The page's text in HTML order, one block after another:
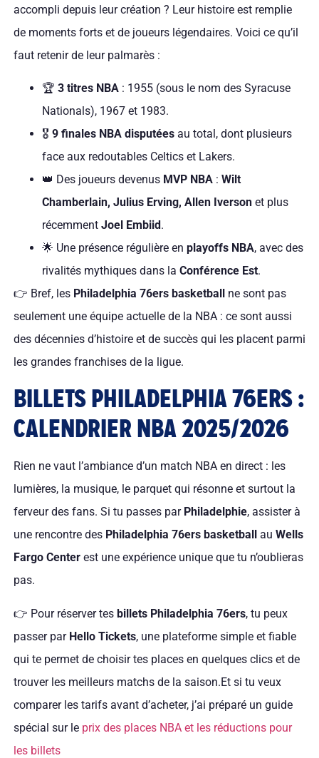
accompli depuis leur création ? Leur histoire est remplie
de moments forts et de joueurs légendaires. Voici ce qu’il
faut retenir de leur palmarès :
🏆 3 titres NBA: 1955 (sous le nom des Syracuse
Nationals), 1967 et 1983.
🎖️ 9 finales NBA disputéesau total, dont plusieurs
face aux redoutables Celtics et Lakers.
👑 Des joueurs devenus MVP NBA: Wilt
Chamberlain, Julius Erving, Allen Iversonet plus
récemment Joel Embiid.
🌟 Une présence régulière en playoffs NBA, avec des
rivalités mythiques dans la Conférence Est.
👉 Bref, les Philadelphia 76ers basketballne sont pas
seulement une équipe actuelle de la NBA : ce sont aussi
des décennies d’histoire et de succès qui les placent parmi
les grandes franchises de la ligue.
BILLETS PHILADELPHIA 76ERS :
CALENDRIER NBA 2025/2026
Rien ne vaut l’ambiance d’un match NBA en direct : les
lumières, la musique, le parquet qui résonne et surtout la
ferveur des fans. Si tu passes par Philadelphie, assister à
une rencontre des Philadelphia 76ers basketball au Wells
Fargo Centerest une expérience unique que tu n’oublieras
pas.
👉 Pour réserver tes billets Philadelphia 76ers, tu peux
passer par Hello Tickets, une plateforme simple et fiable
qui te permet de choisir tes places en quelques clics et de
trouver les meilleurs matchs de la saison.Et si tu veux
comparer les tarifs avant d’acheter, j’ai préparé un guide
spécial sur leprix des places NBA et les réductions pour
les billets